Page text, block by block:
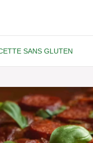
SANS GLUTEN